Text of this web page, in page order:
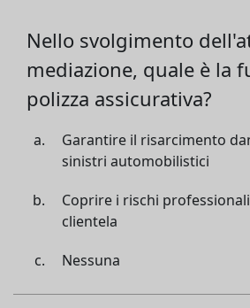
Nello svolgimento
mediazione, quale è la
polizza assicurativa?
Garantire il risarcimento
sinistri automobilistici
Coprire i rischi
clientela
Nessuna